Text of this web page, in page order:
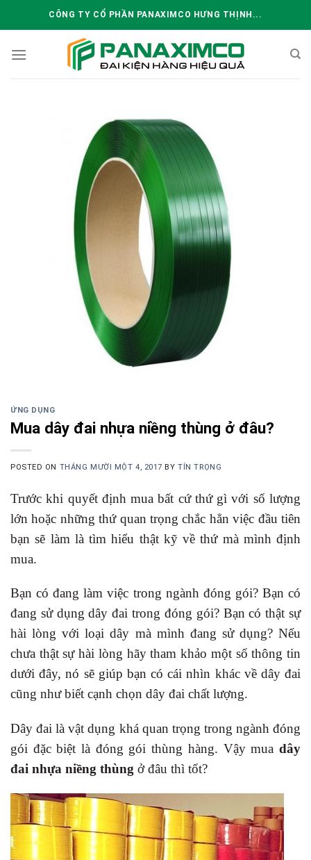
CÔNG TY CỔ PHẦN PANAXIMCO HƯNG THỊNH...
ỨNG DỤNG
Mua dây đai nhựa niềng thùng ở đâu?
POSTED ON THÁNG MƯỜI MỘT 4, 2017 BYTÍN TRỌNG
Trước khi quyết định mua bất cứ thứ gì với số lượng
lớn hoặc những thứ quan trọng chắc hẳn việc đầu tiên
bạn sẽ làm là tìm hiểu thật kỹ về thứ mà mình định
mua.
Bạn có đang làm việc trong ngành đóng gói? Bạn có
đang sử dụng dây đai trong đóng gói? Bạn có thật sự
hài lòng với loại dây mà mình đang sử dụng? Nếu
chưa thật sự hài lòng hãy tham khảo một số thông tin
dưới đây, nó sẽ giúp bạn có cái nhìn khác về dây đai
cũng như biết cạnh chọn dây đai chất lượng.
Dây đai là vật dụng khá quan trọng trong ngành đóng
gói đặc biệt là đóng gói thùng hàng. Vậy mua dây
đai nhựa niềng thùng ở đâu thì tốt?